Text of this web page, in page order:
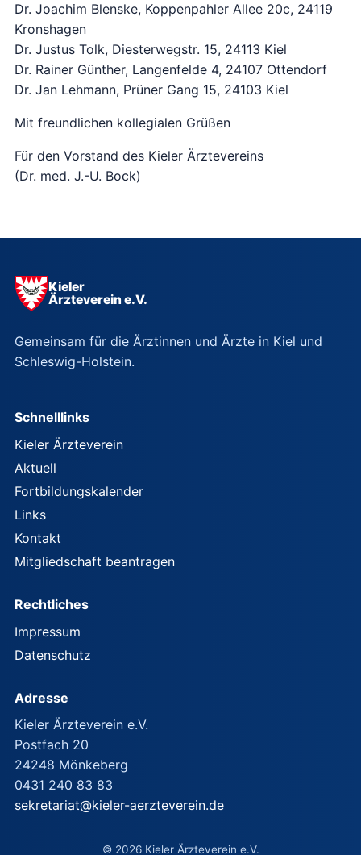
Dr. Joachim Blenske, Koppenpahler Allee 20c, 24119
Kronshagen
Dr. Justus Tolk, Diesterwegstr. 15, 24113 Kiel
Dr. Rainer Günther, Langenfelde 4, 24107 Ottendorf
Dr. Jan Lehmann, Prüner Gang 15, 24103 Kiel
Mit freundlichen kollegialen Grüßen
Für den Vorstand des Kieler Ärztevereins
(Dr. med. J.-U. Bock)
Kieler
Ärzteverein e.V.
Gemeinsam für die Ärztinnen und Ärzte in Kiel und
Schleswig-Holstein.
Schnelllinks
Kieler Ärzteverein
Aktuell
Fortbildungskalender
Links
Kontakt
Mitgliedschaft beantragen
Rechtliches
Impressum
Datenschutz
Adresse
Kieler Ärzteverein e.V.
Postfach 20
24248 Mönkeberg
0431 240 83 83
sekretariat@kieler-aerzteverein.de
© 2026 Kieler Ärzteverein e.V.